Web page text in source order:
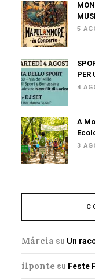
5
PER
4
A
3
Márcia su Un
ilponte su Feste